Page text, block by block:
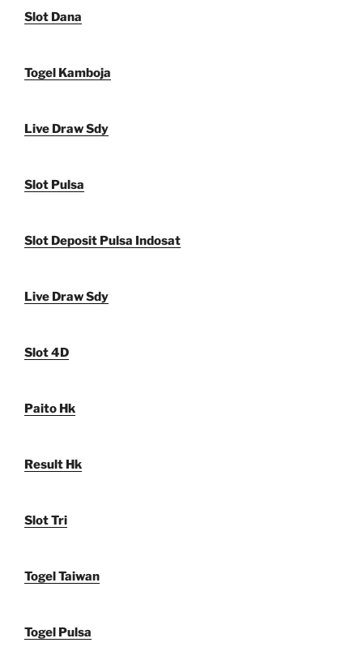
Slot Dana
Togel Kamboja
Live Draw Sdy
Slot Pulsa
Slot Deposit Pulsa Indosat
Live Draw Sdy
Slot 4D
Paito Hk
Result Hk
Slot Tri
Togel Taiwan
Togel Pulsa